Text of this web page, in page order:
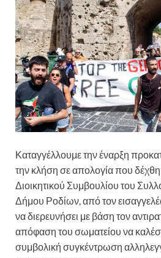
Καταγγέλλουμε την έναρξη
την κλήση σε απολογία που
Διοικητικού Συμβουλίου του
Δήμου Ροδίων, από τον
να διερευνήσει με βάση τον
απόφαση του σωματείου να
συμβολική συγκέντρωση